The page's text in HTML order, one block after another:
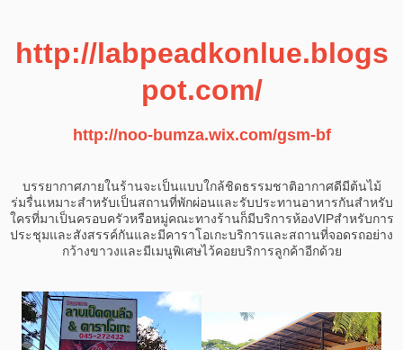
http://labpeadkonlue.blogs
pot.com/
http://noo-bumza.wix.com/gsm-bf
บรรยากาศภายในร้านจะเป็นแบบใกล้ชิดธรรมชาติอากาศดีมีต้นไม้
ร่มรื่นเหมาะสำหรับเป็นสถานที่พักผ่อนและรับประทานอาหารกันสำหรับ
ใครที่มาเป็นครอบครัวหรือหมู่คณะทางร้านก็มีบริการห้องVIPสำหรับการ
ประชุมและสังสรรค์กันและมีคาราโอเกะบริการและสถานที่จอดรถอย่าง
กว้างขาวงและมีเมนูพิเศษไว้คอยบริการลูกค้าอีกด้วย